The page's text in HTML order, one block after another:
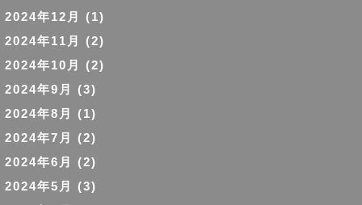
2024年12月
(1)
2024年11月
(2)
2024年10月
(2)
2024年9月
(3)
2024年8月
(1)
2024年7月
(2)
2024年6月
(2)
2024年5月
(3)